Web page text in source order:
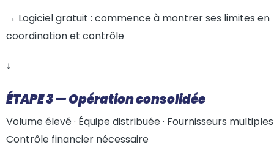
→ Logiciel gratuit : commence à montrer ses limites en
coordination et contrôle
↓
ÉTAPE 3 — Opération consolidée
Volume élevé · Équipe distribuée · Fournisseurs multiples
Contrôle financier nécessaire